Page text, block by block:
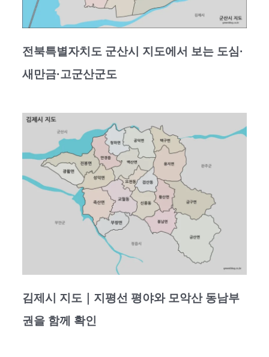
전북특별자치도 군산시 지도에서 보는 도심·
새만금·고군산군도
김제시 지도｜지평선 평야와 모악산 동남부
권을 함께 확인